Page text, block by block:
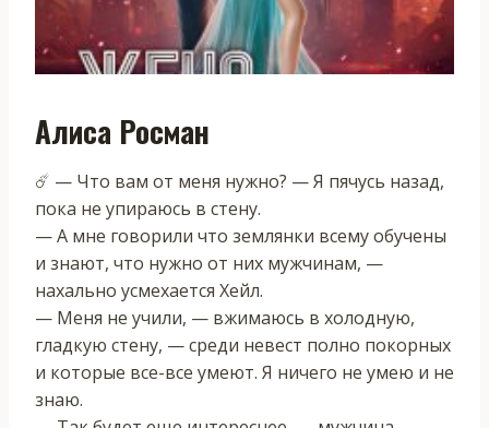
Алиса Росман
☄️ — Что вам от меня нужно? — Я пячусь назад,
пока не упираюсь в стену.
— А мне говорили что землянки всему обучены
и знают, что нужно от них мужчинам, —
нахально усмехается Хейл.
— Меня не учили, — вжимаюсь в холодную,
гладкую стену, — среди невест полно покорных
и которые все-все умеют. Я ничего не умею и не
знаю.